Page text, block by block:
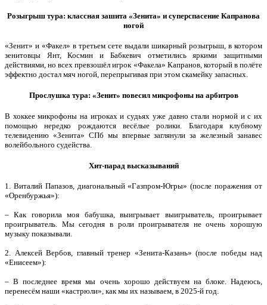
Розыгрыш тура: классная зашита «Зенита» и суперспасение Капранова
ногой
«Зенит» и «Факел» в третьем сете выдали шикарный розыгрыш, в котором
зенитовцы Янт, Космин и Бабкевич отметились яркими защитными
действиями, но всех превзошёл игрок «Факела» Капранов, который в полёте
эффектно достал мяч ногой, перепрыгивая при этом скамейку запасных.
Прослушка тура: «Зенит» повесил микрофоны на арбитров
В хоккее микрофоны на игроках и судьях уже давно стали нормой и с их
помощью нередко рождаются весёлые ролики. Благодаря клубному
телевидению «Зенита» СПб мы впервые заглянули за железный занавес
волейбольного судейства.
Хит-парад высказываний
1. Виталий Папазов, диагональный «Газпром-Югры» (после поражения от
«Оренбуржья»):
– Как говорила моя бабушка, выигрывает выигрыватель, проигрывает
проигрыватель. Мы сегодня в роли проигрывателя не очень хорошую
музыку показывали.
2. Алексей Вербов, главный тренер «Зенита-Казань» (после победы над
«Енисеем»):
– В последнее время мы очень хорошо действуем на блоке. Надеюсь,
перенесём наши «кастрюли», как мы их называем, в 2025-й год.